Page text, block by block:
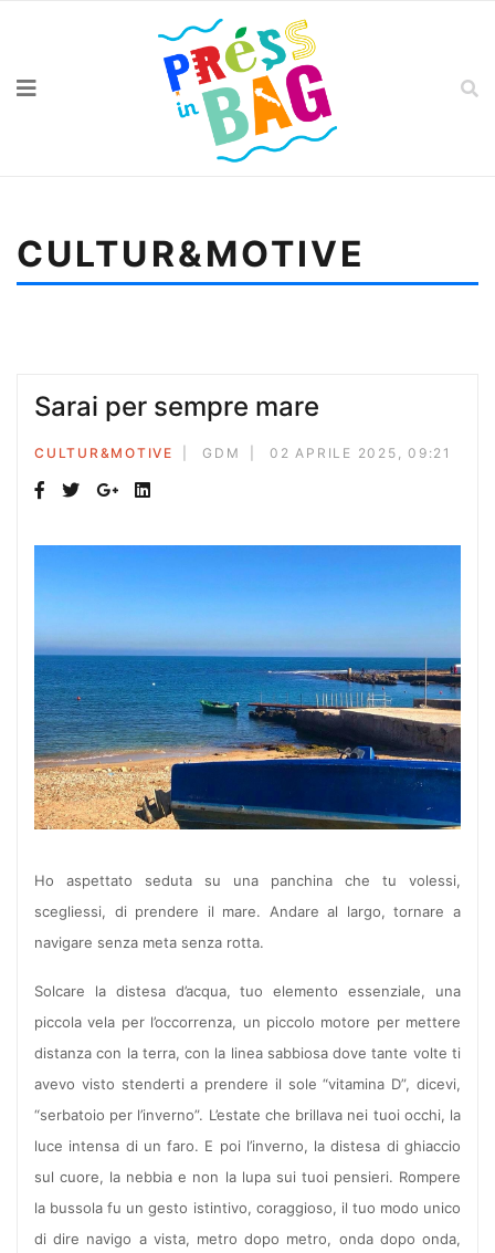
CULTUR&MOTIVE
Sarai per sempre mare
CULTUR&MOTIVE GDM 02 APRILE 2025, 09:21
Ho aspettato seduta su una panchina che tu volessi,
scegliessi, di prendere il mare. Andare al largo, tornare a
navigare senza meta senza rotta.
Solcare la distesa d’acqua, tuo elemento essenziale, una
piccola vela per l’occorrenza, un piccolo motore per mettere
distanza con la terra, con la linea sabbiosa dove tante volte ti
avevo visto stenderti a prendere il sole “vitamina D”, dicevi,
“serbatoio per l’inverno”. L’estate che brillava nei tuoi occhi, la
luce intensa di un faro. E poi l’inverno, la distesa di ghiaccio
sul cuore, la nebbia e non la lupa sui tuoi pensieri. Rompere
la bussola fu un gesto istintivo, coraggioso, il tuo modo unico
di dire navigo a vista, metro dopo metro, onda dopo onda,